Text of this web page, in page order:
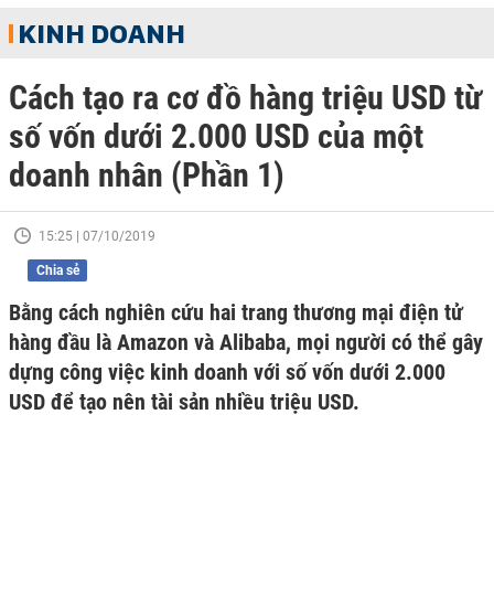
KINH DOANH
Cách tạo ra cơ đồ hàng triệu USD từ
số vốn dưới 2.000 USD của một
doanh nhân (Phần 1)
15:25 | 07/10/2019
Chia sẻ
Bằng cách nghiên cứu hai trang thương mại điện tử
hàng đầu là Amazon và Alibaba, mọi người có thể gây
dựng công việc kinh doanh với số vốn dưới 2.000
USD để tạo nên tài sản nhiều triệu USD.